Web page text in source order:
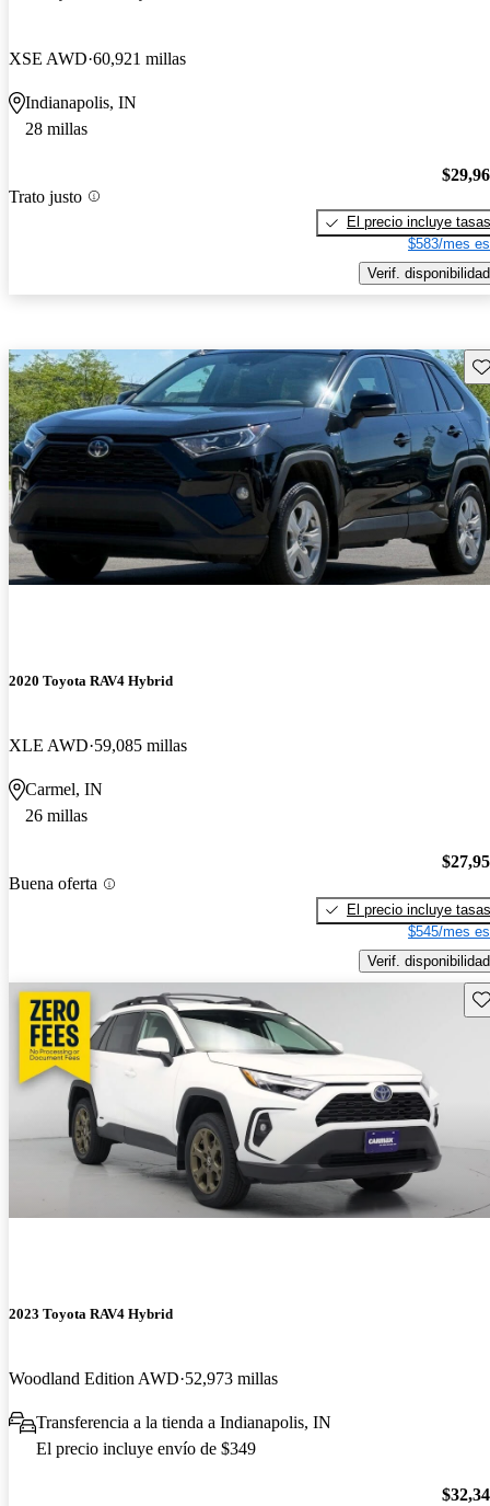
XSE AWD 60,921 millas
Indianapolis, IN
28 millas
Trato justo
El precio incluye tasas
$583/mes
Verif. disponibilidad
2020 Toyota RAV4 Hybrid
XLE AWD 59,085 millas
Carmel, IN
26 millas
Buena oferta
El precio incluye tasas
$545/mes
Verif. disponibilidad
2023 Toyota RAV4 Hybrid
Woodland Edition AWD 52,973 millas
Transferencia a la tienda a Indianapolis, IN
El precio incluye envío de $349